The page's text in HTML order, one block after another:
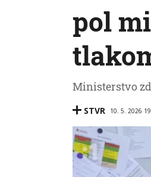
pol
Ministerstvo
STVR 10. 5. 2026